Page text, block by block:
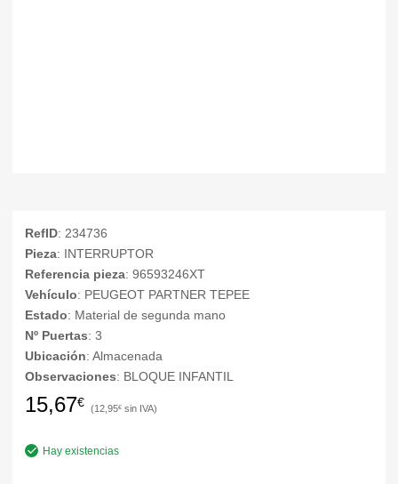
RefID: 234736
Pieza: INTERRUPTOR
Referencia pieza: 96593246XT
Vehículo: PEUGEOT PARTNER TEPEE
Estado: Material de segunda mano
Nº Puertas: 3
Ubicación: Almacenada
Observaciones: BLOQUE INFANTIL
15,67€ 12,95€
Hay existencias